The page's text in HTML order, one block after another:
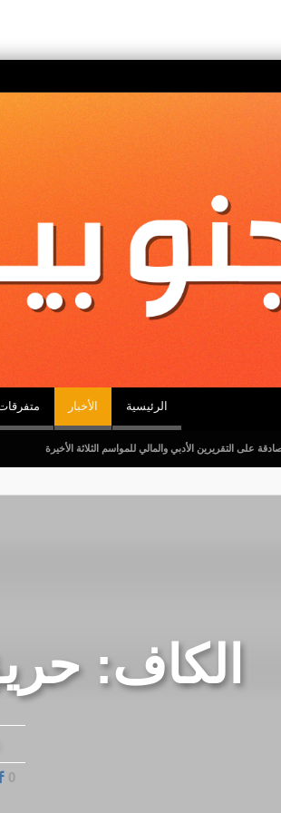
الرئيسية الأخبار
الأدبي والمالي للمواسم الثلاثة الأخيرة
الكاف:
0